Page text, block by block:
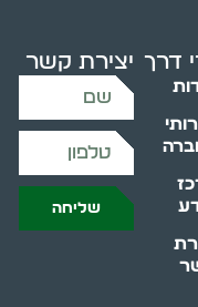
דרך יצירת קשר
שליחה